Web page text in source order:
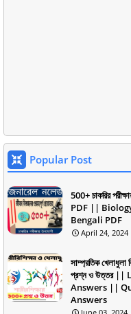
Popular Post
500+ চাকরির
PDF ||
Bengali PDF
April 24, 2024
সাম্প্রতিক
প্রশ্ন ও উত্তর
Answers ||
Answers